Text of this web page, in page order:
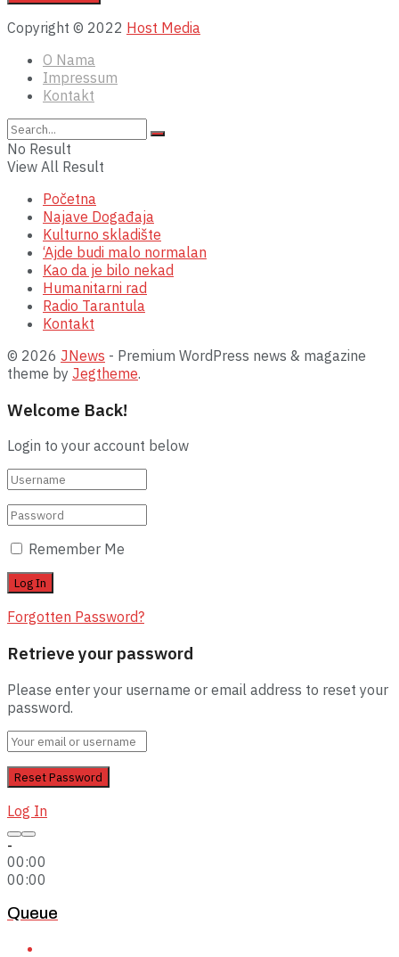
Copyright © 2022 Host Media
O Nama
Impressum
Kontakt
No Result
View All Result
Početna
Najave Događaja
Kulturno skladište
‘Ajde budi malo normalan
Kao da je bilo nekad
Humanitarni rad
Radio Tarantula
Kontakt
© 2026 JNews - Premium WordPress news & magazine
theme by Jegtheme.
Welcome Back!
Login to your account below
Remember Me
Forgotten Password?
Retrieve your password
Please enter your username or email address to reset your
password.
Log In
-
00:00
00:00
Queue